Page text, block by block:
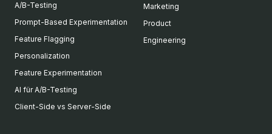
A/B-Testing
Prompt-Based Experimentation
Feature Flagging
Personalization
Feature Experimentation
AI für A/B-Testing
Client-Side vs Server-Side
Marketing
Product
Engineering